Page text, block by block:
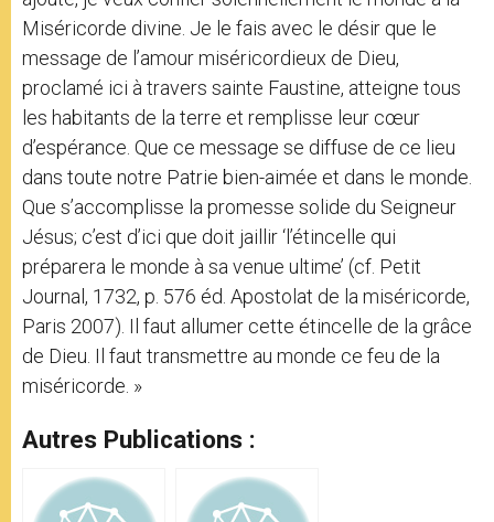
Miséricorde divine. Je le fais avec le désir que le
message de l’amour miséricordieux de Dieu,
proclamé ici à travers sainte Faustine, atteigne tous
les habitants de la terre et remplisse leur cœur
d’espérance. Que ce message se diffuse de ce lieu
dans toute notre Patrie bien-aimée et dans le monde.
Que s’accomplisse la promesse solide du Seigneur
Jésus; c’est d’ici que doit jaillir ‘l’étincelle qui
préparera le monde à sa venue ultime’ (cf. Petit
Journal, 1732, p. 576 éd. Apostolat de la miséricorde,
Paris 2007). Il faut allumer cette étincelle de la grâce
de Dieu. Il faut transmettre au monde ce feu de la
miséricorde. »
Autres Publications :